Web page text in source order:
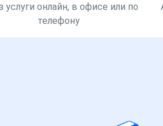
услуги онлайн, в офисе или по
телефону